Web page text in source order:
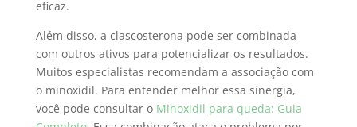
eficaz.
Além disso, a clascosterona pode ser combinada
com outros ativos para potencializar os resultados.
Muitos especialistas recomendam a associação com
o minoxidil. Para entender melhor essa sinergia,
você pode consultar o Minoxidil para queda: Guia